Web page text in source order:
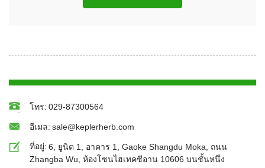
โทร: 029-87300564
อีเมล: sale@keplerherb.com
ที่อยู่: 6, ยูนิต 1, อาคาร 1, Gaoke Shangdu Moka, ถนน
Zhangba Wu, ห้องโซนไฮเทคซีอาน 10606 บนชั้นหนึ่ง